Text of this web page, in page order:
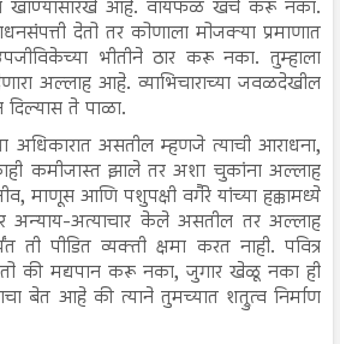
खाण्यासारखे आहे. वायफळ खर्च करू नका.
देतो तर कोणाला मोजक्या प्रमाणात
भीतीने ठार करू नका. तुम्हाला
अल्लाह आहे. व्याभिचाराच्या जवळदेखील
ते पाळा.
अधिकारात असतील म्हणजे त्याची आराधना,
कमीजास्त झाले तर अशा चुकांना अल्लाह
आणि पशुपक्षी वगैरे यांच्या हक्कामध्ये
अन्याय-अत्याचार केले असतील तर अल्लाह
ती पीडित व्यक्ती क्षमा करत नाही. पवित्र
की मद्यपान करू नका, जुगार खेळू नका ही
बेत आहे की त्याने तुमच्यात शत्रुत्व निर्माण